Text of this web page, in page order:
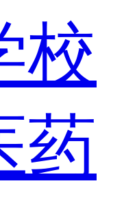
校
药